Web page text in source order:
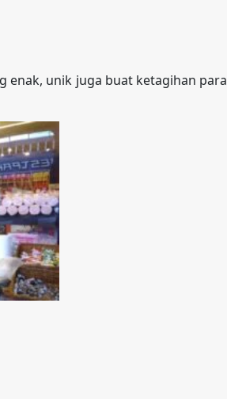
enak, unik juga buat ketagihan para